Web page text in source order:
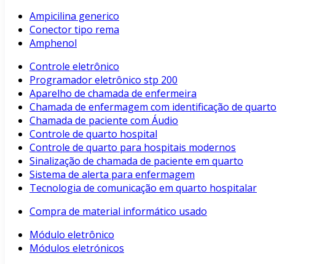
Ampicilina generico
Conector tipo rema
Amphenol
Controle eletrônico
Programador eletrônico stp 200
Aparelho de chamada de enfermeira
Chamada de enfermagem com identificação de quarto
Chamada de paciente com Áudio
Controle de quarto hospital
Controle de quarto para hospitais modernos
Sinalização de chamada de paciente em quarto
Sistema de alerta para enfermagem
Tecnologia de comunicação em quarto hospitalar
Compra de material informático usado
Módulo eletrônico
Módulos eletrónicos